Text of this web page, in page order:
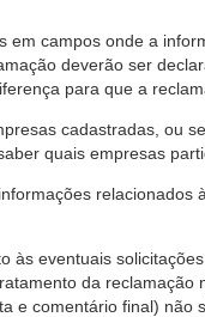
campos onde a
deverão ser
para que a
cadastradas, ou
quais empresas
às eventuais
da
e comentário final)